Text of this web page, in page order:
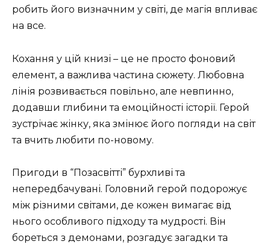
робить його визначним у світі, де магія впливає
на все.
Кохання у цій книзі – це не просто фоновий
елемент, а важлива частина сюжету. Любовна
лінія розвивається повільно, але невпинно,
додавши глибини та емоційності історії. Герой
зустрічає жінку, яка змінює його погляди на світ
та вчить любити по-новому.
Пригоди в “Позасвітті” бурхливі та
непередбачувані. Головний герой подорожує
між різними світами, де кожен вимагає від
нього особливого підходу та мудрості. Він
бореться з демонами, розгадує загадки та